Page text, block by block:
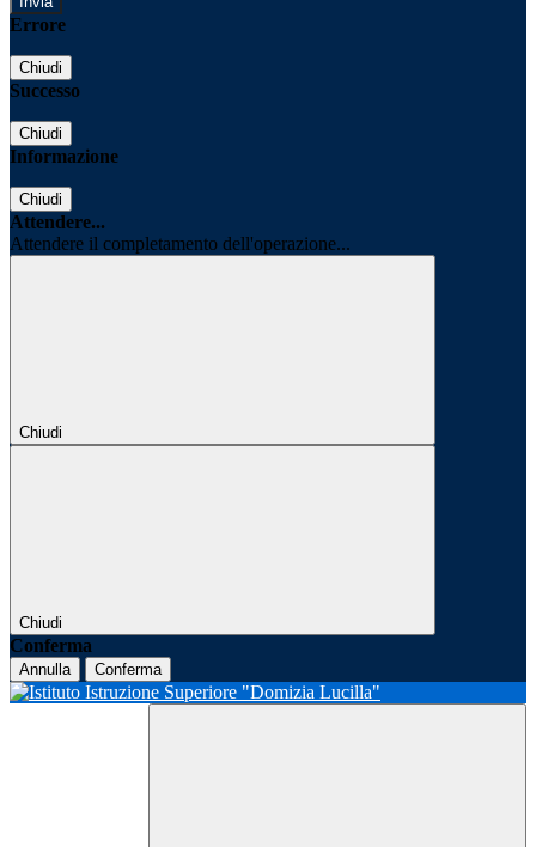
Errore
Chiudi
Successo
Chiudi
Informazione
Chiudi
Attendere...
Attendere il completamento dell'operazione...
Chiudi
Chiudi
Conferma
Annulla Conferma